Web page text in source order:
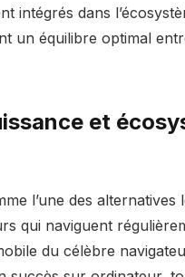
intégrés dans
un équilibre optimal
et
l’une des
qui naviguent
du célèbre